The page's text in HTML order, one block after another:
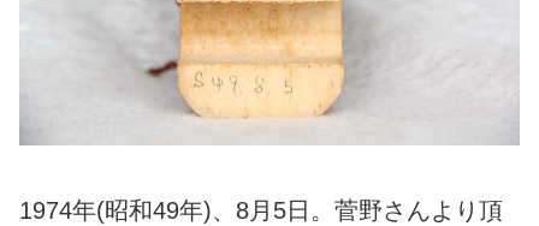
1974年(昭和49年)、8月5日。菅野さんより頂